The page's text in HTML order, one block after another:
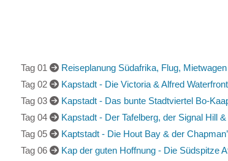
Tag 01 Reiseplanung Südafrika, Flug,
Tag 02
Kapstadt - Die Victoria & Alfred Waterfront
Tag 03
Kapstadt - Das bunte Stadtviertel Bo-
Tag 04
Kapstadt - Der Tafelberg, der Signal Hill
Tag 05
Kaptstadt - Die Hout Bay & der
Tag 06
Kap der guten Hoffnung - Die Südspitze